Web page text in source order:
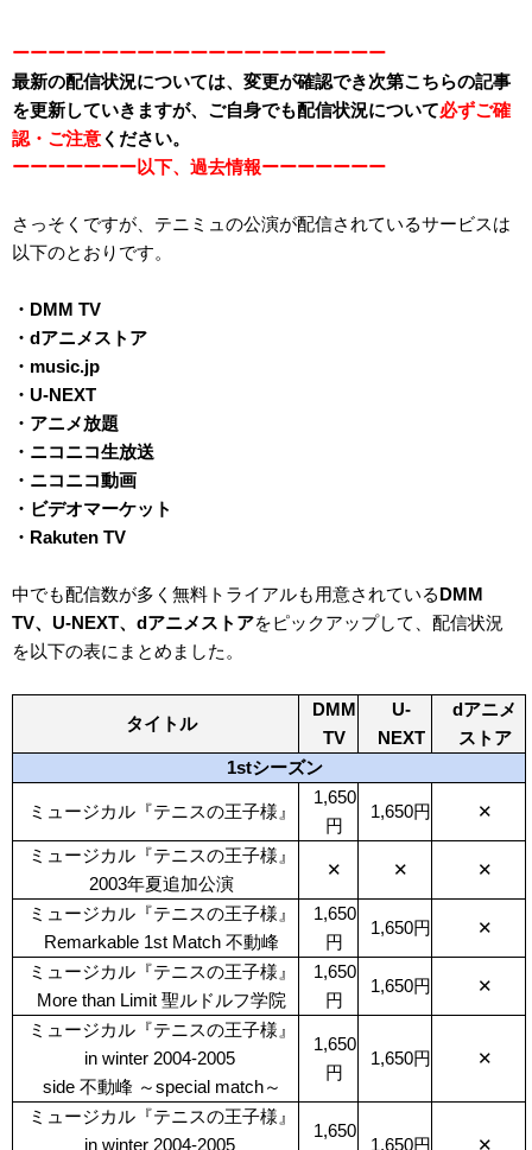
ーーーーーーーーーーーーーーーーーーーーー
最新の配信状況については、変更が確認でき次第こちらの記事
を更新していきますが、ご自身でも配信状況について必ずご確
認・ご注意 ください。
ーーーーーーー以下、過去情報ーーーーーーー
さっそくですが、テニミュの公演が配信されているサービスは
以下のとおりです。
・DMM TV
・dアニメストア
・music.jp
・U-NEXT
・アニメ放題
・ニコニコ生放送
・ニコニコ動画
・ビデオマーケット
・Rakuten TV
中でも配信数が多く無料トライアルも用意されているDMM
TV、U-NEXT、dアニメストアをピックアップして、配信状況
を以下の表にまとめました。
タイトル
DMM
TV
U-
NEXT
dアニメ
ストア
1stシーズン
ミュージカル『テニスの王子様』
1,650
円
1,650円 ✕
ミュージカル『テニスの王子様』
2003年夏追加公演
✕ ✕ ✕
ミュージカル『テニスの王子様』
Remarkable 1st Match 不動峰
1,650
円
1,650円 ✕
ミュージカル『テニスの王子様』
More than Limit 聖ルドルフ学院
1,650
円
1,650円 ✕
ミュージカル『テニスの王子様』
in winter 2004-2005
side 不動峰 ～special match～
1,650
円
1,650円 ✕
ミュージカル『テニスの王子様』
in winter 2004-2005
1,650
1,650円 ✕